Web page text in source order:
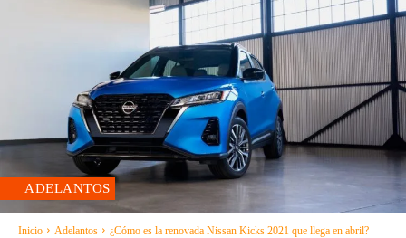
ADELANTOS
Inicio Adelantos ¿Cómo es la renovada Nissan Kicks 2021 que llega en abril?